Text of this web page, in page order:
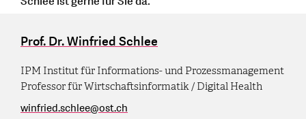
Prof. Dr. Winfried Schlee
IPM Institut für Informations- und Prozessmanagement
Professor für Wirtschaftsinformatik / Digital Health
winfried.schlee@ost.ch